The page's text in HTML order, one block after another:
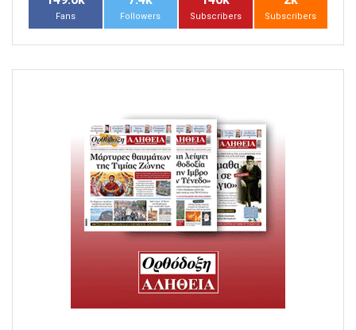
Fans Followers Subscribers Subscribers